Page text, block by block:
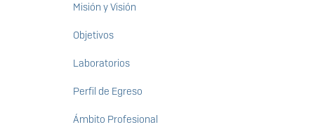
Misión y Visión
Objetivos
Laboratorios
Perfil de Egreso
Ámbito Profesional